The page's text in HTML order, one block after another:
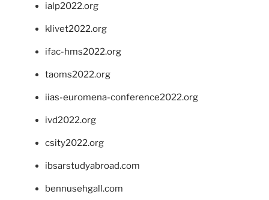
ialp2022.org
klivet2022.org
ifac-hms2022.org
taoms2022.org
iias-euromena-conference2022.org
ivd2022.org
csity2022.org
ibsarstudyabroad.com
bennusehgall.com